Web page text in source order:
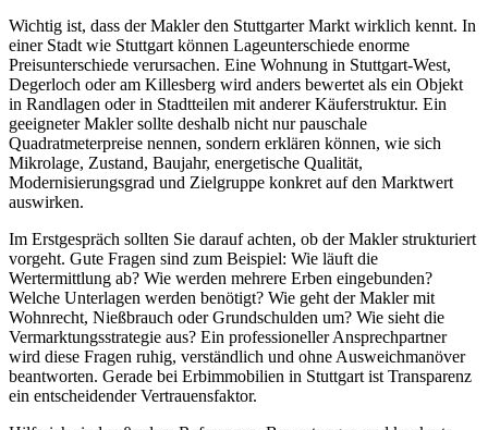
Wichtig ist, dass der Makler den Stuttgarter Markt wirklich kennt. In
einer Stadt wie Stuttgart können Lageunterschiede enorme
Preisunterschiede verursachen. Eine Wohnung in Stuttgart-West,
Degerloch oder am Killesberg wird anders bewertet als ein Objekt
in Randlagen oder in Stadtteilen mit anderer Käuferstruktur. Ein
geeigneter Makler sollte deshalb nicht nur pauschale
Quadratmeterpreise nennen, sondern erklären können, wie sich
Mikrolage, Zustand, Baujahr, energetische Qualität,
Modernisierungsgrad und Zielgruppe konkret auf den Marktwert
auswirken.
Im Erstgespräch sollten Sie darauf achten, ob der Makler strukturiert
vorgeht. Gute Fragen sind zum Beispiel: Wie läuft die
Wertermittlung ab? Wie werden mehrere Erben eingebunden?
Welche Unterlagen werden benötigt? Wie geht der Makler mit
Wohnrecht, Nießbrauch oder Grundschulden um? Wie sieht die
Vermarktungsstrategie aus? Ein professioneller Ansprechpartner
wird diese Fragen ruhig, verständlich und ohne Ausweichmanöver
beantworten. Gerade bei Erbimmobilien in Stuttgart ist Transparenz
ein entscheidender Vertrauensfaktor.